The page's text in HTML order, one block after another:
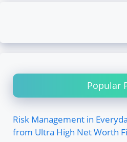
Popular
Risk Management in
from Ultra High Net Worth